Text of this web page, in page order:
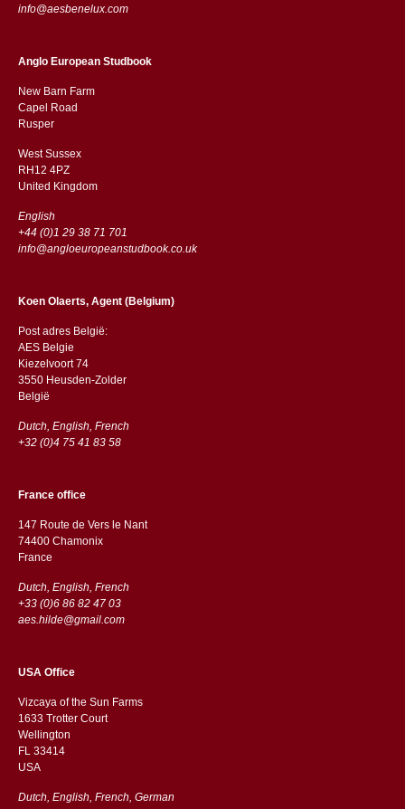
info@aesbenelux.com
Anglo European Studbook
New Barn Farm
Capel Road
​​Rusper
West Sussex
RH12 4PZ
​​United Kingdom
English
+44 (0)1 29 38 71 701
info@angloeuropeanstudbook.co.uk
Koen Olaerts, Agent (Belgium)
Post adres België:
AES Belgie
Kiezelvoort 74
3550 Heusden-Zolder
België
Dutch, English, French
+32 (0)4 75 41 83 58
France office
147 Route de Vers le Nant
74400 Chamonix
France
Dutch, English, French
+33 (0)6 86 82 47 03
aes.hilde@gmail.com
USA Office
Vizcaya of the Sun Farms
1633 Trotter Court
Wellington
FL 33414
USA
Dutch, English, French, German